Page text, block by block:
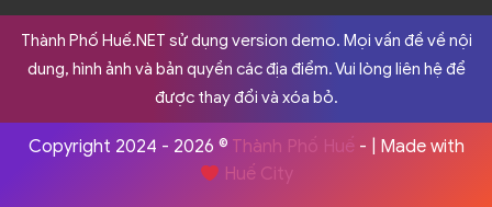
Thành Phố Huế.NET sử dụng version demo. Mọi vấn đề về nội
dung, hình ảnh và bản quyền các địa điểm. Vui lòng liên hệ để
được thay đổi và xóa bỏ.
Copyright 2024 - 2026 © Thành Phố Huế- | Made with
Huế City